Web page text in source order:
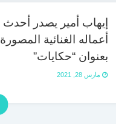
إيهاب أمير يصدر أحدث
أعماله الغنائية المصورة
بعنوان “حكايات”
مارس 28, 2021